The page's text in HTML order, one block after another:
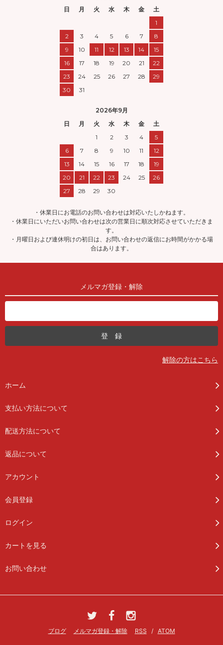
日
月 火 水 木 金
土
1
2
3 4 5 6 7
8
9
10 11 12 13 14
15
16
17 18 19 20 21
22
23
24 25 26 27 28
29
30
31
2026年9月
日
月 火 水 木 金
土
1
2 3 4
5
6
7 8 9 10 11
12
13
14 15 16 17 18
19
20
21 22 23 24 25
26
27
28 29 30
・休業日にお電話のお問い合わせは対応いたしかねます。
・休業日にいただいお問い合わせは次の営業日に順次対応させていただきま
す。
・月曜日および連休明けの初日は、お問い合わせの返信にお時間がかかる場
合はあります。
メルマガ登録・解除
解除の方はこちら
ホーム
支払い方法について
配送方法について
返品について
アカウント
会員登録
ログイン
カートを見る
お問い合わせ
ブログ メルマガ登録・解除 RSS / ATOM